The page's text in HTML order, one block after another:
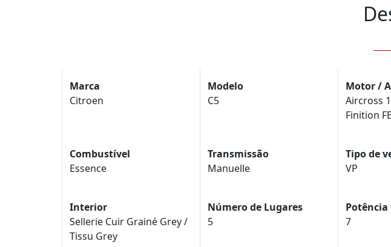
Marca
Citroen
Modelo
C5
Motor /
Aircross
Finition
Combustível
Essence
Transmissão
Manuelle
Tipo de
VP
Interior
Sellerie Cuir Grainé Grey /
Tissu Grey
Número de Lugares
5
Potência
7